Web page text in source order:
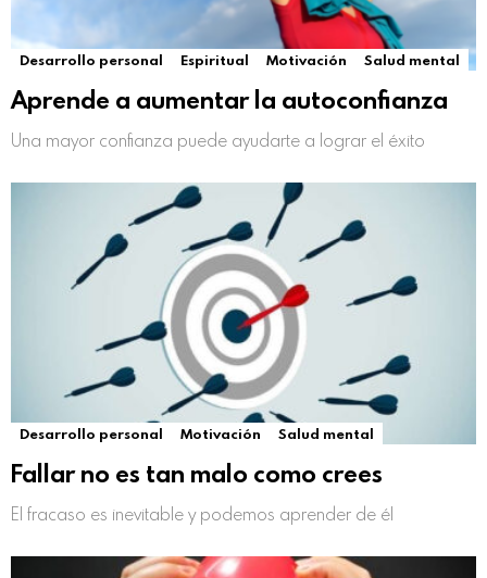
Desarrollo personal Espiritual Motivación Salud mental
Aprende a aumentar la autoconfianza
Una mayor confianza puede ayudarte a lograr el éxito
Desarrollo personal Motivación Salud mental
Fallar no es tan malo como crees
El fracaso es inevitable y podemos aprender de él